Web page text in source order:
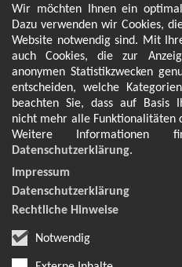
Wir möchten Ihnen ein
Dazu verwenden wir Cookies,
Website notwendig sind. Mit
auch Cookies, die zur
anonymen Statistikzwecken
entscheiden, welche
beachten Sie, dass auf Basis
nicht mehr alle Funktionalitäten
Weitere
Datenschutzerklärung.
Notwendig
Impressum
Datenschutzerklärung
Rechtliche Hinweise